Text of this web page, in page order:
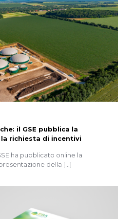
il GSE pubblica la
richiesta di incentivi
ha pubblicato online la
della […]